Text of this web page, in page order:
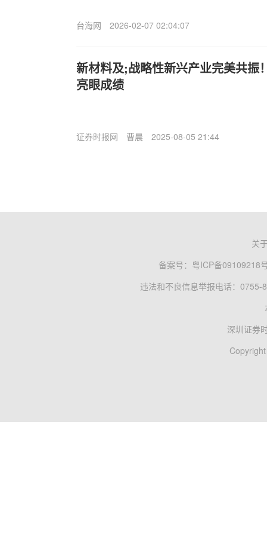
台海网 2026-02-07 02:04:07
新材料及;战略性新兴产业完美共振
亮眼成绩
证券时报网 曹晨 2025-08-05 21:44
关
备案号： 粤ICP备09109218
违法和不良信息举报电话：0755-
深圳证券